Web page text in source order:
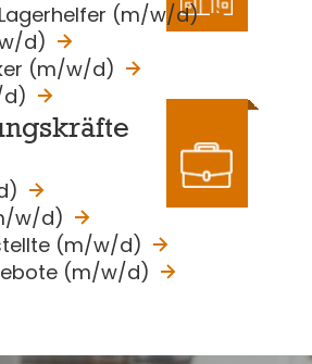
(m/w/d)
d)
(m/w/d)
d)
w/d)
(m/w/d)
(m/w/d)